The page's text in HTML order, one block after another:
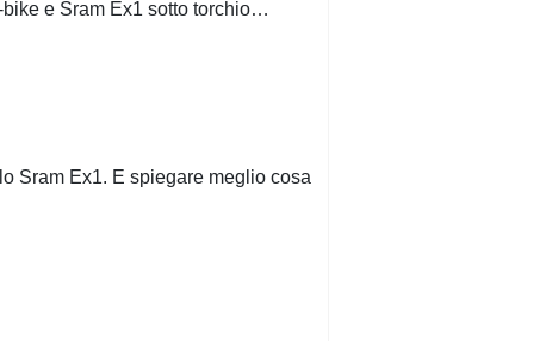
e Sram Ex1 sotto torchio…
Sram Ex1. E spiegare meglio cosa